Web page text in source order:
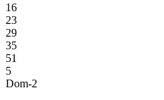
16
23
29
35
51
5
Dom-2